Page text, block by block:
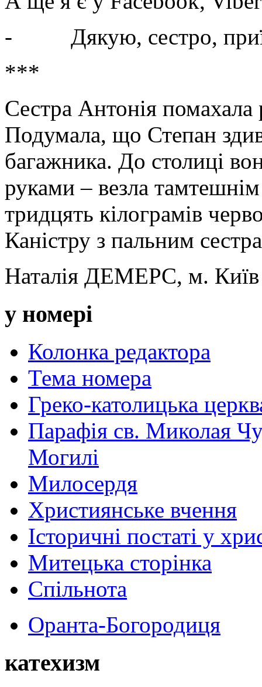
- Дякую, сестро,
***
Сестра Антонія помахала
Подумала, що Степан
багажника. До столиці
руками – везла
тридцять кілограмів
Каністру з пальним
Наталія ДЕМЕРС, м. Київ
у номері
Колонка редактора
Тема номера
Греко-католицька
Парафія св. Миколая
Могилі
Милосердя
Християнське вчення
Історичні постаті у
Митецька сторінка
Спільнота
Оранта-Богородиця
катехизм